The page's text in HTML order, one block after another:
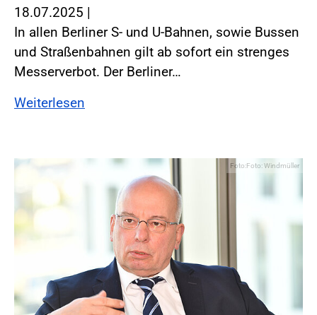
18.07.2025 |
In allen Berliner S- und U-Bahnen, sowie Bussen
und Straßenbahnen gilt ab sofort ein strenges
Messerverbot. Der Berliner…
Weiterlesen
Foto:Foto: Windmüller